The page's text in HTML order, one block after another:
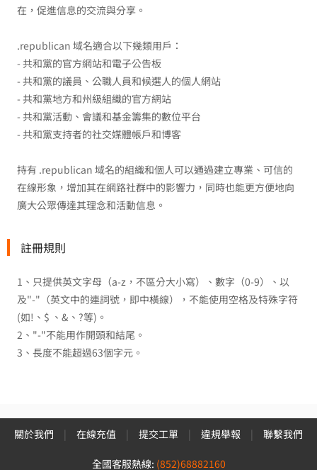
在，促進信息的交流與分享。
.republican 域名適合以下幾類用戶：
- 共和黨的官方網站和電子公告板
- 共和黨的議員、公職人員和候選人的個人網站
- 共和黨地方和州級組織的官方網站
- 共和黨活動、會議和基金籌集的數位平台
- 共和黨支持者的社交媒體帳戶和博客
持有 .republican 域名的組織和個人可以通過建立專業、可信的
在線形象，增加其在網路社群中的影響力，同時也能更方便地向
廣大公眾傳達其理念和活動信息。
註冊規則
1、只提供英文字母（a-z，不區分大小寫）、數字（0-9）、以
及"-"（英文中的連詞號，即中橫線），不能使用空格及特殊字符
(如!、$ 、&、?等)。
2、"-"不能用作開頭和結尾。
3、長度不能超過63個字元。
關於我們 | 在線充值 | 提交工單 | 違規舉報 | 聯繫我們
全國客服熱線: (852)68882160